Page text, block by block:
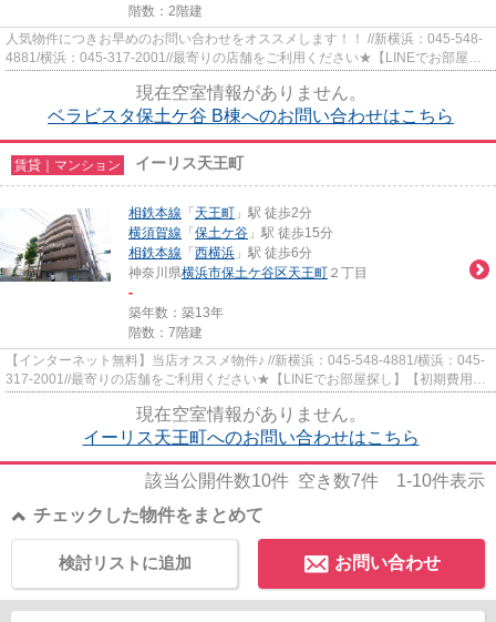
階数：2階建
人気物件につきお早めのお問い合わせをオススメします！！ //新横浜：045-548-
4881/横浜：045-317-2001//最寄りの店舗をご利用ください★【LINEでお部屋探
現在空室情報がありません。
ベラビスタ保土ケ谷 B棟へのお問い合わせはこちら
賃貸｜マンション イーリス天王町
相鉄本線 「 天王町 」駅 徒歩2分
横須賀線 「 保土ケ谷 」駅 徒歩15分
相鉄本線 「 西横浜 」駅 徒歩6分
神奈川県横浜市保土ケ谷区天王町 ２丁目
-
築年数：築13年
階数：7階建
【インターネット無料】当店オススメ物件♪ //新横浜：045-548-4881/横浜：045-
317-2001//最寄りの店舗をご利用ください★【LINEでお部屋探し】【初期費用分
現在空室情報がありません。
イーリス天王町へのお問い合わせはこちら
該当公開件数10件 空き数7件 1-10件表示
チェックした物件をまとめて
お問い合わせ
検討リストに追加